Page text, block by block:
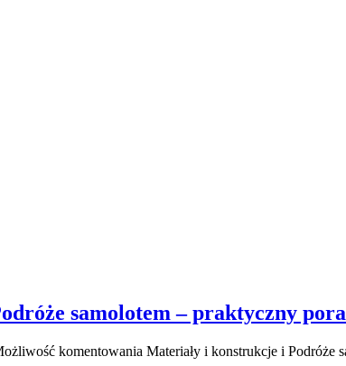
samolotem – praktyczny
komentowania Materiały i konstrukcje i Podróże